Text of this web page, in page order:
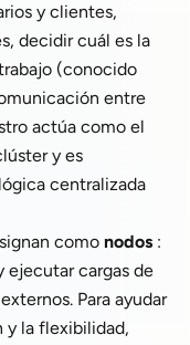
y clientes,
decidir cuál es la
(conocido
entre
actúa como el
y es
centralizada
como nodos :
ejecutar cargas de
Para ayudar
y la flexibilidad,